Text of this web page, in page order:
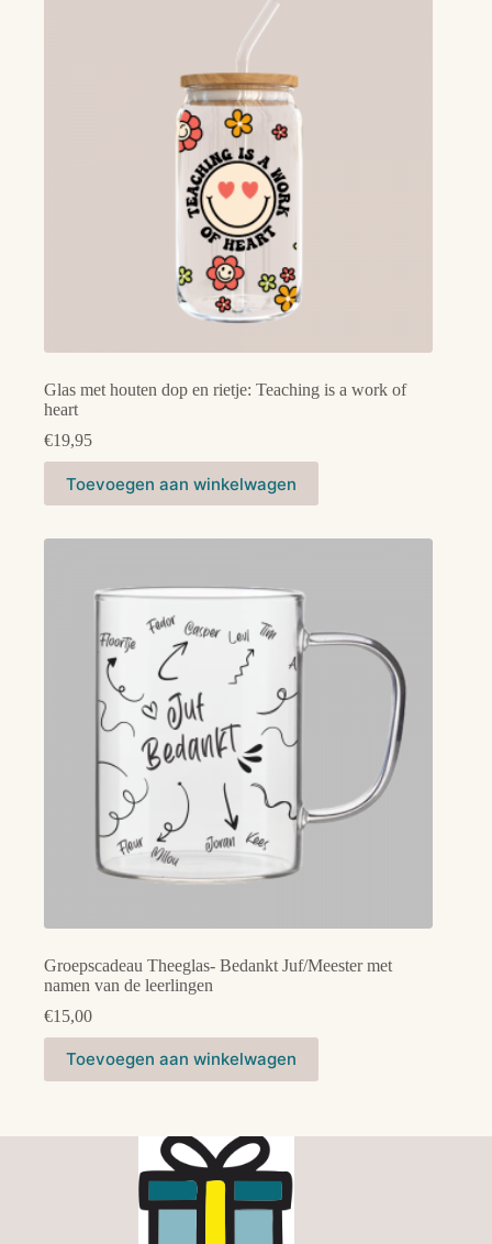
Glas met houten dop en rietje: Teaching is a work of
heart
€19,95
Toevoegen aan winkelwagen
Groepscadeau Theeglas- Bedankt Juf/Meester met
namen van de leerlingen
€15,00
Toevoegen aan winkelwagen
product
heeft